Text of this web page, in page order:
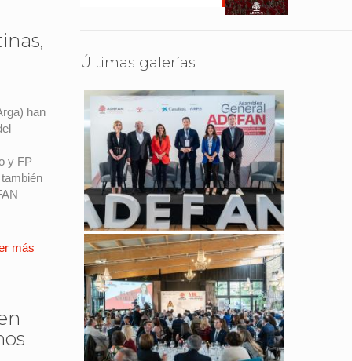
han
y FP
más
Últimas galerías